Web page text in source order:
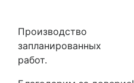
Производство
запланированных
работ.